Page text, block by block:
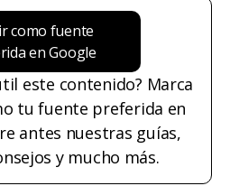
como fuente
en Google
este contenido? Marca
tu fuente preferida en
antes nuestras guías,
y mucho más.